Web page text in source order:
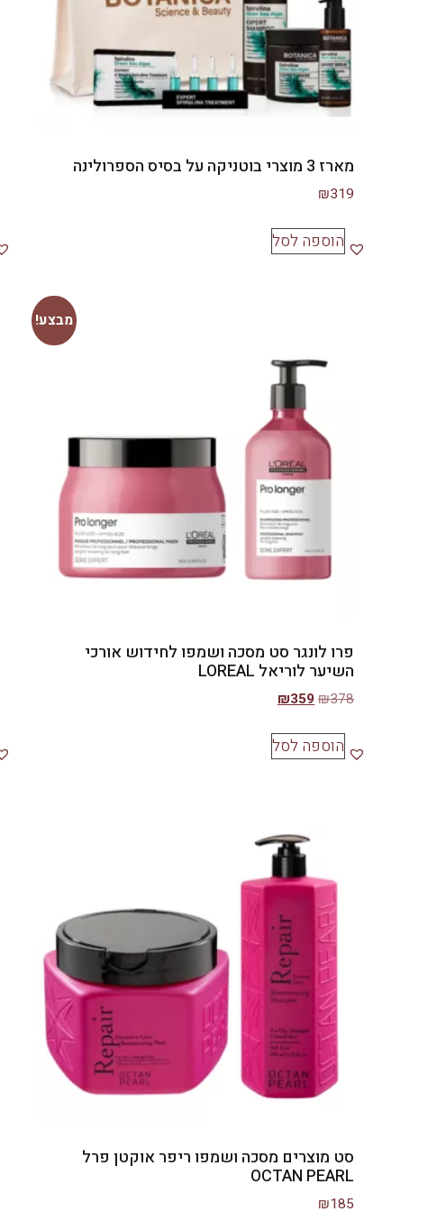
מארז 3 מוצרי בוטניקה על בסיס הספרולינה
₪319
הוספה לסל
מבצע!
פרו לונגר סט מסכה ושמפו לחידוש אורכי
השיער לוריאל LOREAL
₪378
₪359
הוספה לסל
סט מוצרים מסכה ושמפו ריפר אוקטן פרל
OCTAN PEARL
₪185